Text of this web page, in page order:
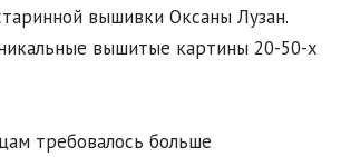
вышивки Оксаны Лузан.
вышитые картины 20-50-х
требовалось больше